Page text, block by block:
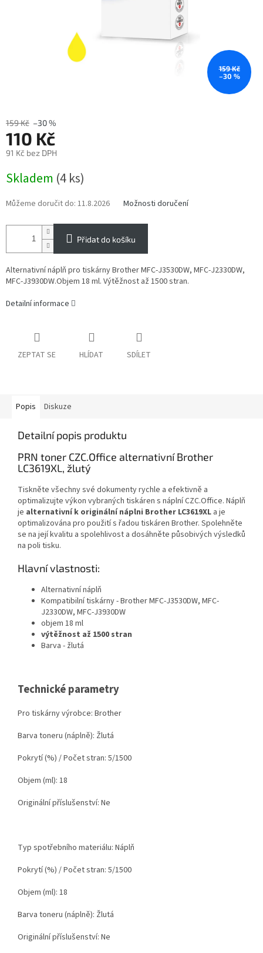
159 Kč
–30 %
159 Kč –30 %
110 Kč
91 Kč bez DPH
cena:
Skladem (4 ks)
Můžeme doručit do: 11.8.2026 Možnosti doručení
Přidat do košíku
Alternativní náplň pro tiskárny Brother MFC-J3530DW, MFC-J2330DW,
MFC-J3930DW.Objem 18 ml. Výtěžnost až 1500 stran.
Detailní informace
ZEPTAT SE HLÍDAT SDÍLET
Popis Diskuze
Detailní popis produktu
PRN toner CZC.Office alternativní Brother
LC3619XL, žlutý
Tiskněte všechny své dokumenty rychle a efektivně a
optimalizujte výkon vybraných tiskáren s náplní CZC.Office. Náplň
je alternativní k originální náplni Brother LC3619XL a je
optimalizována pro použití s řadou tiskáren Brother. Spolehněte
se na její kvalitu a spolehlivost a dosáhněte působivých výsledků
na poli tisku.
Hlavní vlastnosti:
Alternativní náplň
Kompatibilní tiskárny - Brother MFC-J3530DW, MFC-
J2330DW, MFC-J3930DW
objem 18 ml
výtěžnost až 1500 stran
Barva - žlutá
Technické parametry
Pro tiskárny výrobce: Brother
Barva toneru (náplně): Žlutá
Pokrytí (%) / Počet stran: 5/1500
Objem (ml): 18
Originální příslušenství: Ne
Typ spotřebního materiálu: Náplň
Pokrytí (%) / Počet stran: 5/1500
Objem (ml): 18
Barva toneru (náplně): Žlutá
Originální příslušenství: Ne